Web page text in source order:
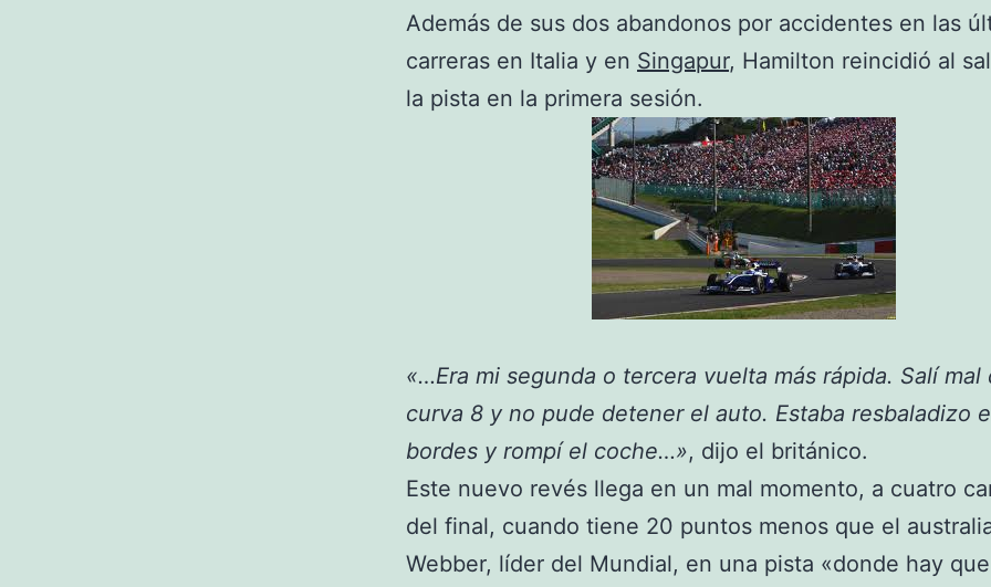
Además de sus dos abandonos por accidentes en las
carreras en Italia y en Singapur, Hamilton reincidió al
la pista en la primera sesión.
«…Era mi segunda o tercera vuelta más rápida. Salí mal
curva 8 y no pude detener el auto. Estaba resbaladizo
bordes y rompí el coche…», dijo el británico.
Este nuevo revés llega en un mal momento, a cuatro
del final, cuando tiene 20 puntos menos que el
Webber, líder del Mundial, en una pista «donde hay